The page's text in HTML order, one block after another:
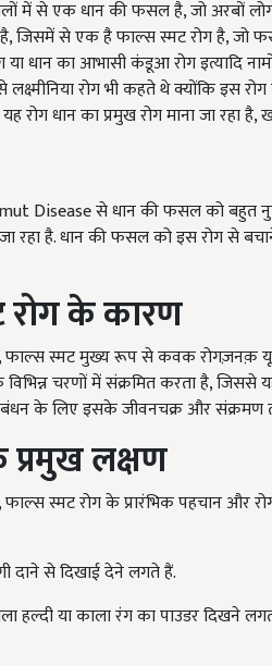
में से एक धान की फसल है, जो अरबों
है, जिसमें से एक है फाल्स स्मट रोग है,
या धान का आभासी कंडूआ रोग इत्यादि
लक्ष्मीनिया रोग भी कहते थे क्योंकि इस
रोग धान का प्रमुख रोग माना जा रहा
Disease से धान की फसल को बहुत
रहा है. धान की फसल को इस रोग से
रोग के कारण
स्मट मुख्य रूप से कवक रोगज़नक़
चरणों में संक्रमित करता है,
प्रबंधन के लिए इसके जीवनचक्र और संक्रमण
लक्षण
स्मट रोग के प्रारंभिक पहचान और
दाने से दिखाई देने लगते हैं.
हल्दी या काला रंग का पाउडर दिखने